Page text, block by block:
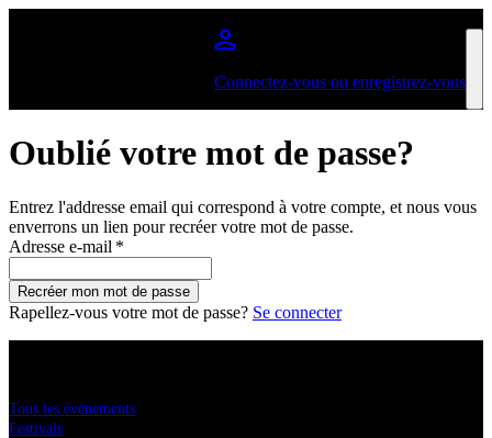
Connectez-vous ou enregistrez-vous
Oublié votre mot de passe?
Entrez l'addresse email qui correspond à votre compte, et nous vous
enverrons un lien pour recréer votre mot de passe.
Adresse e-mail *
Recréer mon mot de passe
Rapellez-vous votre mot de passe? Se connecter
Tous les événements
Festivals